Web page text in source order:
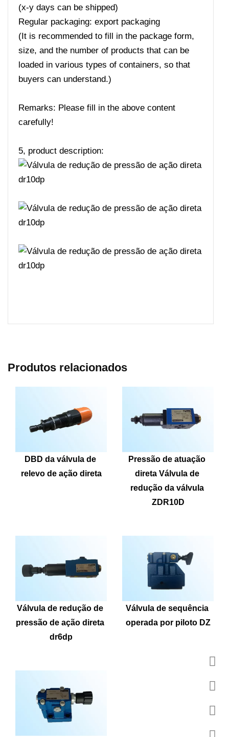
(x-y days can be shipped)
Regular packaging: export packaging
(It is recommended to fill in the package form,
size, and the number of products that can be
loaded in various types of containers, so that
buyers can understand.)
Remarks: Please fill in the above content
carefully!
5, product description:
Produtos relacionados
DBD da válvula de
relevo de ação direta
Pressão de atuação
direta Válvula de
redução da válvula
ZDR10D
Válvula de redução de
pressão de ação direta
dr6dp
Válvula de sequência
operada por piloto DZ